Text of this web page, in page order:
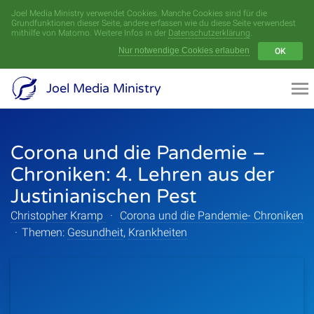
Joel Media Ministry verwendet Cookies. Manche Cookies sind für die
Grundfunktionen dieser Seite, andere erfassen wie du diese Seite verwendest
mithilfe von Matomo. Weitere Infos in der Datenschutzerklärung.
Nur notwendige Cookies erlauben
OK
Joel Media Ministry
Corona und die Pandemie –
Chroniken: 4. Lehren aus der
Justinianischen Pest
Christopher Kramp ·
Corona und die Pandemie- Chroniken
· Themen: Gesundheit, Krankheiten
Menü
Videoarchiv
Serien
Sprecher
Themen